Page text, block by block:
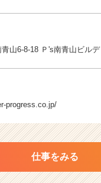
山6-8-18 Ｐ's南青山ビル
progress.co.jp/
仕事をみる